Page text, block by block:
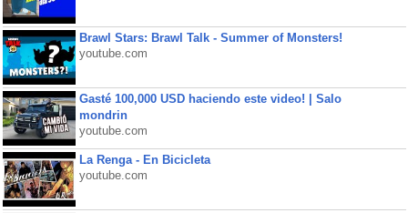
Brawl Stars: Brawl Talk - Summer of Monsters!
youtube.com
Gasté 100,000 USD haciendo este video! | Salo
mondrin
youtube.com
La Renga - En Bicicleta
youtube.com